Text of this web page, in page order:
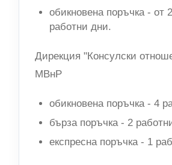
обикновена поръчка - от
работни дни.
Дирекция "Консулски
МВнР
обикновена поръчка - 4
бърза поръчка - 2
експресна поръчка - 1